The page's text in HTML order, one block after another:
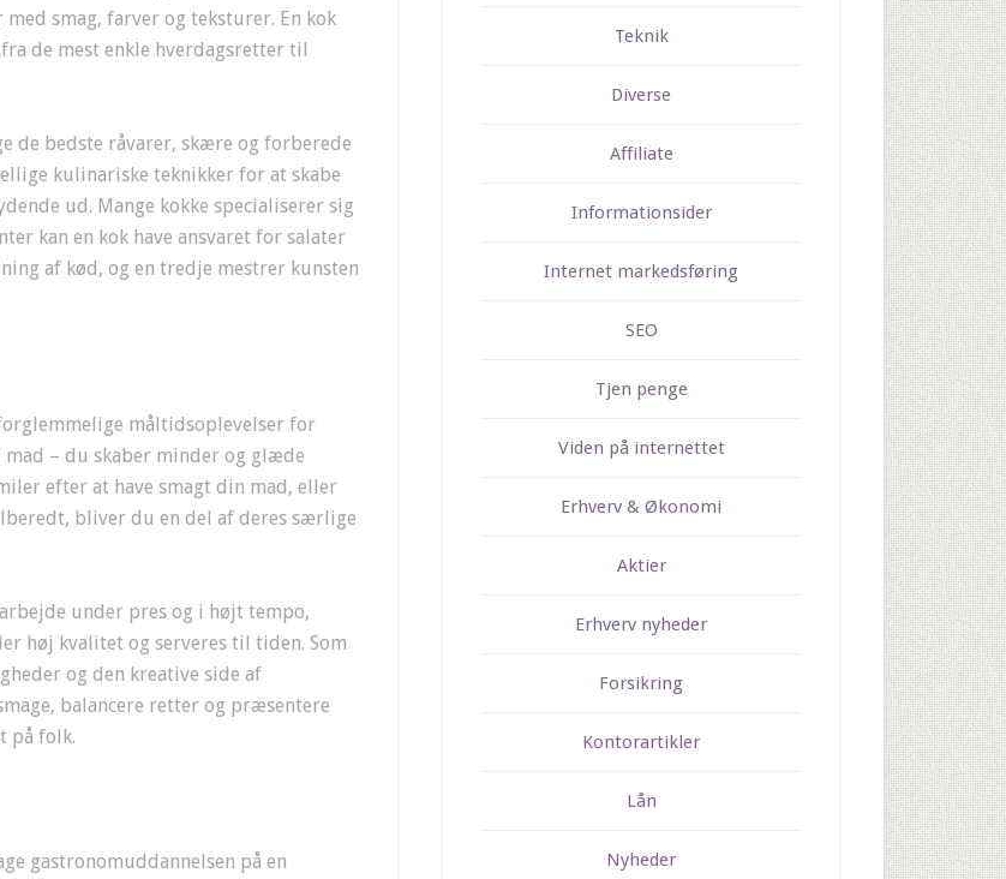
smag, farver og teksturer. En kok
de mest enkle hverdagsretter til
de bedste råvarer, skære og forberede
kulinariske teknikker for at skabe
ud. Mange kokke specialiserer sig
kan en kok have ansvaret for salater
af kød, og en tredje mestrer kunsten
måltidsoplevelser for
mad – du skaber minder og glæde
efter at have smagt din mad, eller
bliver du en del af deres særlige
under pres og i højt tempo,
høj kvalitet og serveres til tiden. Som
og den kreative side af
balancere retter og præsentere
på folk.
gastronomuddannelsen på en
Teknik
Diverse
Affiliate
Informationsider
Internet markedsføring
SEO
Tjen penge
Viden på internettet
Erhverv & Økonomi
Aktier
Erhverv nyheder
Forsikring
Kontorartikler
Lån
Nyheder